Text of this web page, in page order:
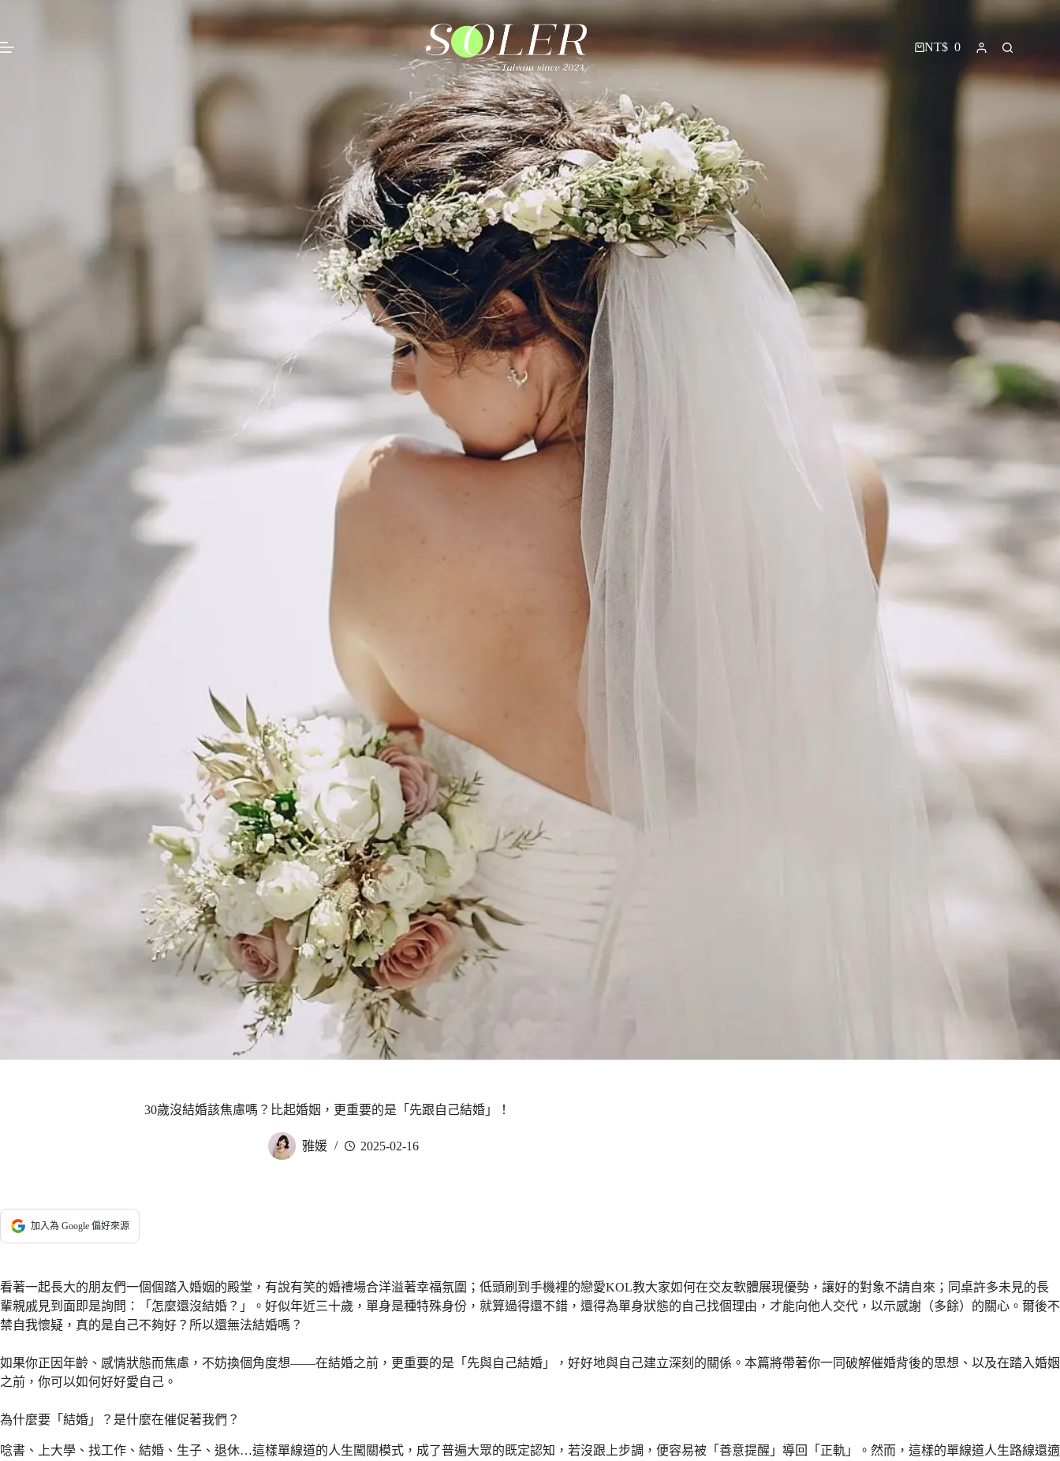
NT$ 0
30歲沒結婚該焦慮嗎？比起婚姻，更重要的是「先跟自己結婚」！
雅媛 2025-02-16
加入為 Google 偏好來源
看著一起長大的朋友們一個個踏入婚姻的殿堂，有說有笑的婚禮場合洋溢著幸福氛圍；低頭刷到手機裡的戀愛KOL教大家如何在交友軟體展現優勢，讓好的對象不請自來；同桌許多未見的長
輩親戚見到面即是詢問：「怎麼還沒結婚？」。好似年近三十歲，單身是種特殊身份，就算過得還不錯，還得為單身狀態的自己找個理由，才能向他人交代，以示感謝（多餘）的關心。爾後不
禁自我懷疑，真的是自己不夠好？所以還無法結婚嗎？
如果你正因年齡、感情狀態而焦慮，不妨換個角度想——在結婚之前，更重要的是「先與自己結婚」，好好地與自己建立深刻的關係。本篇將帶著你一同破解催婚背後的思想、以及在踏入婚姻
之前，你可以如何好好愛自己。
為什麼要「結婚」？是什麼在催促著我們？
唸書、上大學、找工作、結婚、生子、退休…這樣單線道的人生闖關模式，成了普遍大眾的既定認知，若沒跟上步調，便容易被「善意提醒」導回「正軌」。然而，這樣的單線道人生路線還適